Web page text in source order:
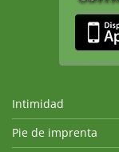
Intimidad
Pie de imprenta